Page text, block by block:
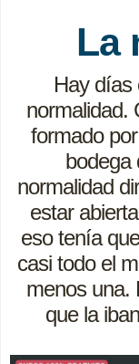
La
Hay días
normalidad.
formado
bodega
normalidad
estar
eso tenía
casi todo el
menos una.
que la